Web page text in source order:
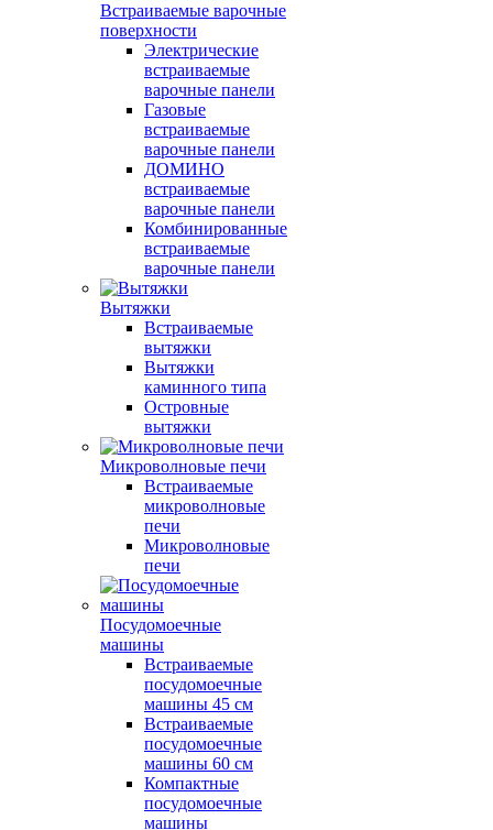
Встраиваемые варочные
поверхности
Электрические
встраиваемые
варочные панели
Газовые
встраиваемые
варочные панели
ДОМИНО
встраиваемые
варочные панели
Комбинированные
встраиваемые
варочные панели
Вытяжки
Встраиваемые
вытяжки
Вытяжки
каминного типа
Островные
вытяжки
Микроволновые печи
Встраиваемые
микроволновые
печи
Микроволновые
печи
Посудомоечные
машины
Встраиваемые
посудомоечные
машины 45 см
Встраиваемые
посудомоечные
машины 60 см
Компактные
посудомоечные
машины